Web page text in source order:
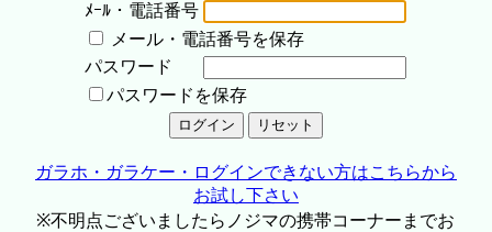
ﾒｰﾙ・電話番号
メール・電話番号を保存
パスワード
パスワードを保存
ガラホ・ガラケー・ログインできない方はこちらから
お試し下さい
※不明点ございましたらノジマの携帯コーナーまでお